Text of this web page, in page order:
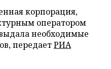
корпорация,
оператором
необходимые
передаетРИА